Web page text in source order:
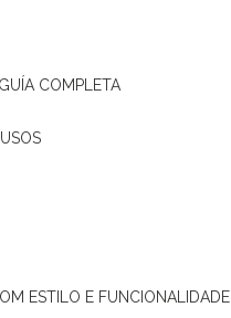
COMPLETA
ESTILO E FUNCIONALIDADE